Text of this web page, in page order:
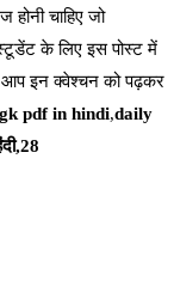
चाहिए जो
के लिए इस पोस्ट में
इन क्वेश्चन को पढ़कर
pdf in hindi,daily